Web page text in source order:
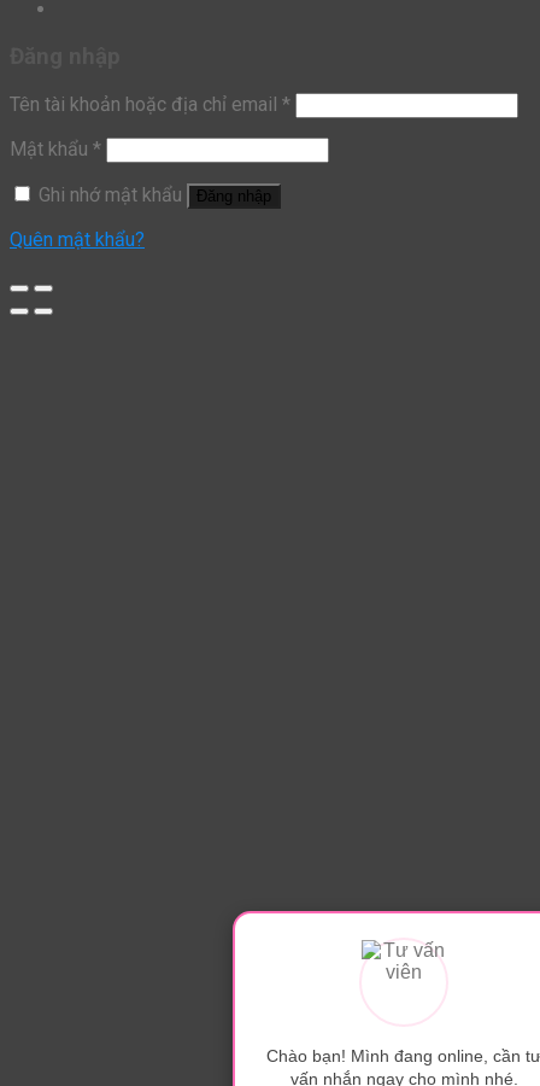
Chào bạn! Mình đang online, cần tư
vấn nhắn ngay cho mình nhé.
Tên tài khoản hoặc địa chỉ email *
Mật khẩu *
Ghi nhớ mật khẩu
Đăng nhập
Quên mật khẩu?